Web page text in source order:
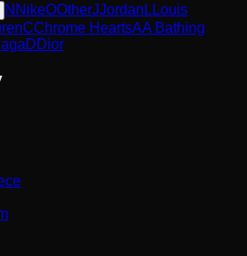
N NikeOOtherJJordan L Louis
CChrome HeartsAA Bathing
DDior